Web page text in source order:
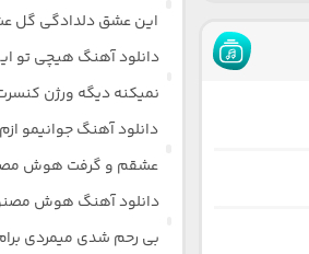
این عشق دلدادگی گل
دانلود آهنگ هیچی تو
نمیکنه دیگه ورژن
دانلود آهنگ جوانیمو
عشقم و گرفت هوش
دانلود آهنگ هوش
بی رحم شدی میمردی